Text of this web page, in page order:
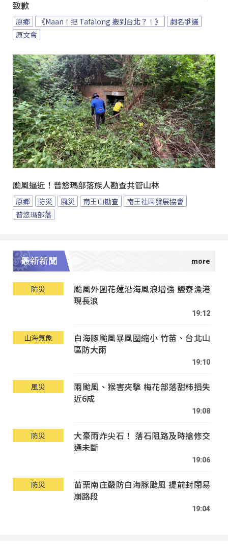
致歉
原鄉 《Maan！把 Tafalong 搬到台北？！》
劇名爭議
原文會
颱風逼近！普悠瑪部落族人勘查共管山林
原鄉 防災 風災 南王山勘查
南王社區發展協會
普悠瑪部落
最新新聞
防災
颱風外圍花蓮沿海風浪增強 鹽寮漁港
現長浪
19:12
山海氣象
白海豚颱風暴風圈縮小 竹苗、台北山
區防大雨
19:10
風災
兩颱風、猴害夾擊 梅花部落甜柿損失
近6成
19:08
防災
大豪雨炸尖石！ 落石阻路及時搶修交
通未斷
19:06
防災
苗栗南庄嚴防白海豚颱風 提前封閉易
崩路段
19:04